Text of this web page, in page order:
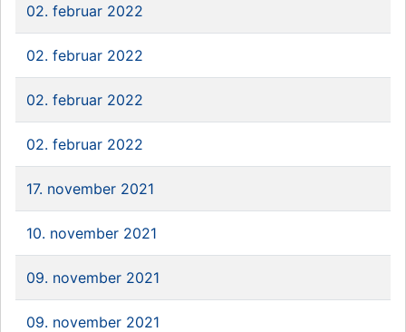
02. februar 2022
02. februar 2022
02. februar 2022
02. februar 2022
17. november 2021
10. november 2021
09. november 2021
09. november 2021